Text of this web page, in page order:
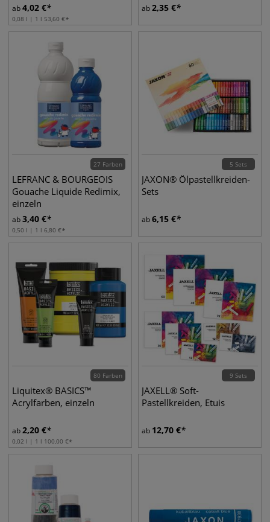
ab4,02 €
0,08 l | 1 l 53,60 €
ab2,35 €
27 Farben
LEFRANC & BOURGEOIS
Gouache Liquide Redimix,
einzeln
ab3,40 €
0,50 l | 1 l 6,80 €
5 Sets
JAXON® Ölpastellkreiden-
Sets
ab6,15 €
80 Farben
Liquitex® BASICS™
Acrylfarben, einzeln
ab2,20 €
0,02 l | 1 l 100,00 €
9 Sets
JAXELL® Soft-
Pastellkreiden, Etuis
ab 12,70 €